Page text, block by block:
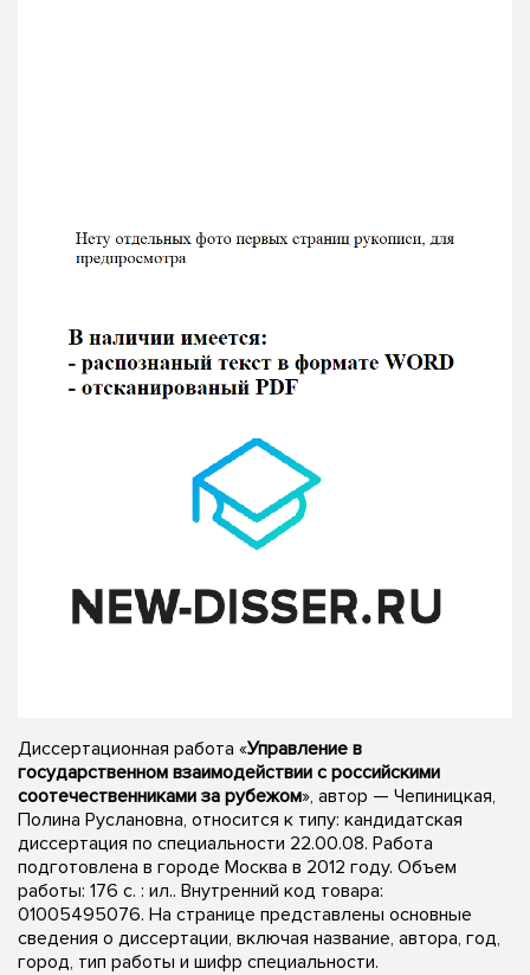
Диссертационная работа «Управление в
государственном взаимодействии с российскими
соотечественниками за рубежом», автор — Чепиницкая,
Полина Руслановна, относится к типу: кандидатская
диссертация по специальности 22.00.08. Работа
подготовлена в городе Москва в 2012 году. Объем
работы: 176 с. : ил.. Внутренний код товара:
01005495076. На странице представлены основные
сведения о диссертации, включая название, автора, год,
город, тип работы и шифр специальности.